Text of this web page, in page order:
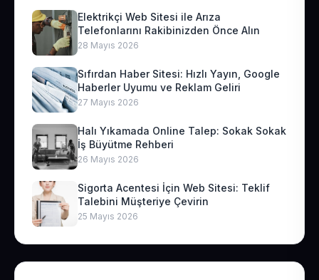
Elektrikçi Web Sitesi ile Arıza
Telefonlarını Rakibinizden Önce Alın
28 Mayıs 2026
Sıfırdan Haber Sitesi: Hızlı Yayın, Google
Haberler Uyumu ve Reklam Geliri
27 Mayıs 2026
Halı Yıkamada Online Talep: Sokak Sokak
İş Büyütme Rehberi
26 Mayıs 2026
Sigorta Acentesi İçin Web Sitesi: Teklif
Talebini Müşteriye Çevirin
25 Mayıs 2026